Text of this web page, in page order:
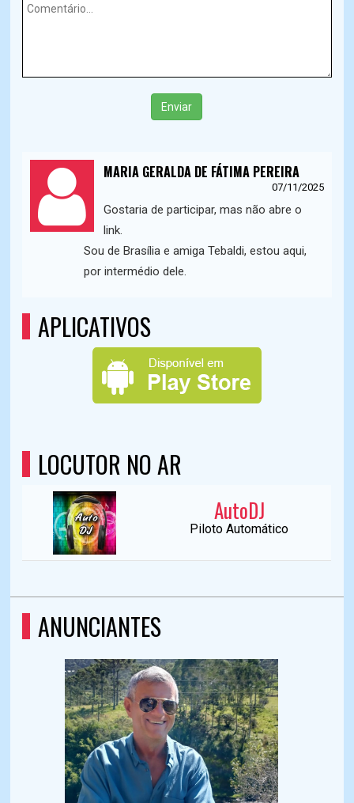
Enviar
MARIA GERALDA DE FÁTIMA PEREIRA
07/11/2025
Gostaria de participar, mas não abre o
link.
Sou de Brasília e amiga Tebaldi, estou aqui,
por intermédio dele.
APLICATIVOS
LOCUTOR NO AR
AutoDJ
Piloto Automático
ANUNCIANTES